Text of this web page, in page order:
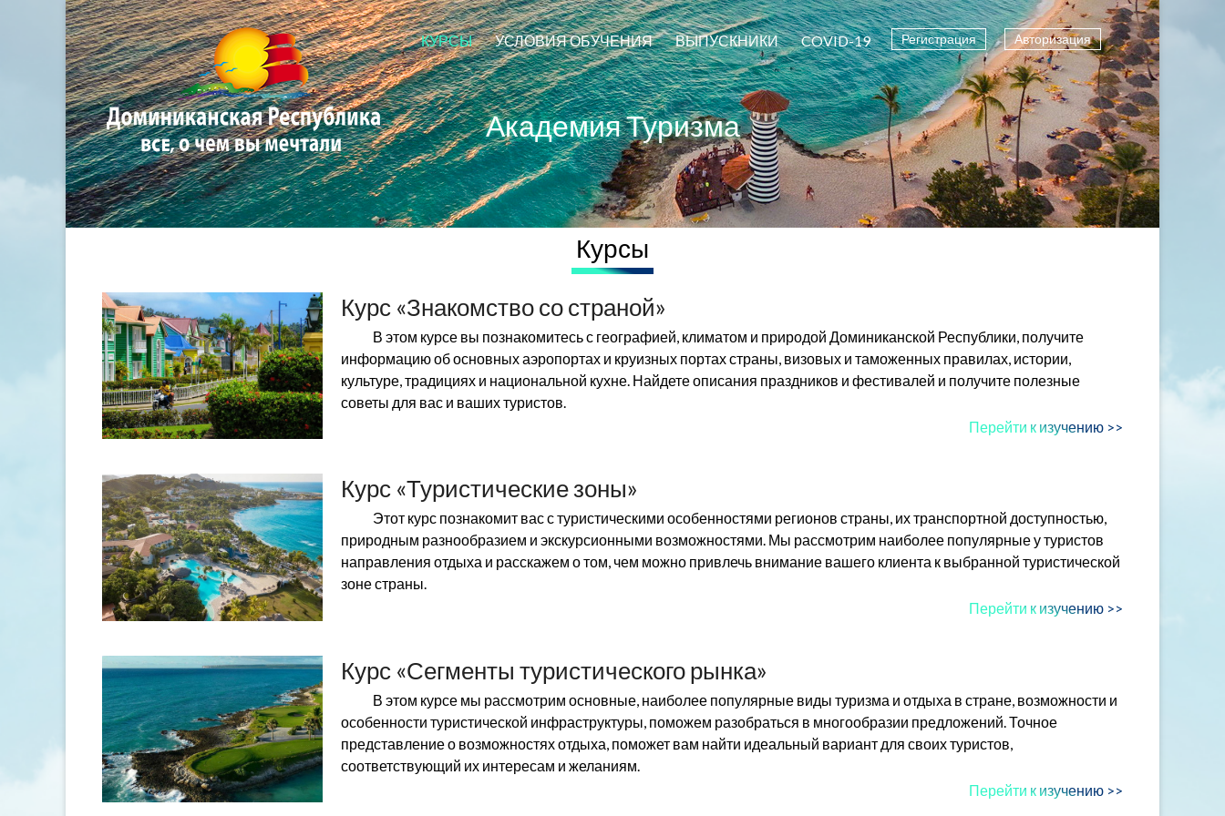
КУРСЫ УСЛОВИЯ ОБУЧЕНИЯ ВЫПУСКНИКИ COVID-19 Регистрация Авторизация
Академия Туризма
Курсы
Курс «Знакомство со страной»
В этом курсе вы познакомитесь с географией, климатом и природой Доминиканской Республики, получите
информацию об основных аэропортах и круизных портах страны, визовых и таможенных правилах, истории,
культуре, традициях и национальной кухне. Найдете описания праздников и фестивалей и получите полезные
советы для вас и ваших туристов.
Перейти к изучению >>
Курс «Туристические зоны»
Этот курс познакомит вас с туристическими особенностями регионов страны, их транспортной доступностью,
природным разнообразием и экскурсионными возможностями. Мы рассмотрим наиболее популярные у туристов
направления отдыха и расскажем о том, чем можно привлечь внимание вашего клиента к выбранной туристической
зоне страны.
Перейти к изучению >>
Курс «Сегменты туристического рынка»
В этом курсе мы рассмотрим основные, наиболее популярные виды туризма и отдыха в стране, возможности и
особенности туристической инфраструктуры, поможем разобраться в многообразии предложений. Точное
представление о возможностях отдыха, поможет вам найти идеальный вариант для своих туристов,
соответствующий их интересам и желаниям.
Перейти к изучению >>